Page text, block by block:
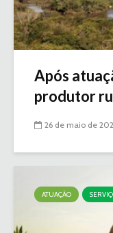
Após
produtor
26 de maio de
ATUAÇÃO